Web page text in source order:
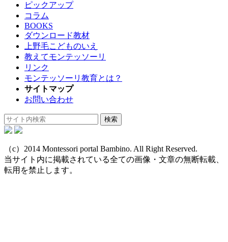
ピックアップ
コラム
BOOKS
ダウンロード教材
上野毛こどものいえ
教えてモンテッソーリ
リンク
モンテッソーリ教育とは？
サイトマップ
お問い合わせ
（c）2014 Montessori portal Bambino. All Right Reserved.
当サイト内に掲載されている全ての画像・文章の無断転載、
転用を禁止します。